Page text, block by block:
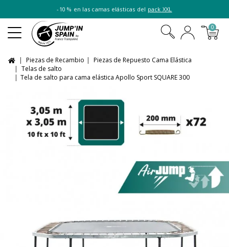
-10 % en las camas elásticas del pack XXL
0
Piezas de Recambio
Piezas de Repuesto Cama Elástica
Telas de salto
Tela de salto para cama elástica Apollo Sport SQUARE 300